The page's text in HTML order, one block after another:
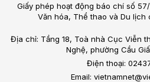
Giấy phép hoạt động báo chí số
Văn hóa, Thể thao và Du lịch
Địa chỉ: Tầng 18, Toà nhà Cục Viễn
Nghệ, phường Cầu
Điện thoại:
Email: